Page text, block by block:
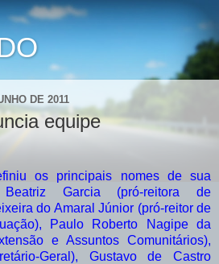
DE 2011
equipe
os principais nomes de sua
Beatriz Garcia (pró-reitora de
do Amaral Júnior (pró-reitor de
Paulo Roberto Nagipe da
e Assuntos Comunitários),
Geral), Gustavo de Castro